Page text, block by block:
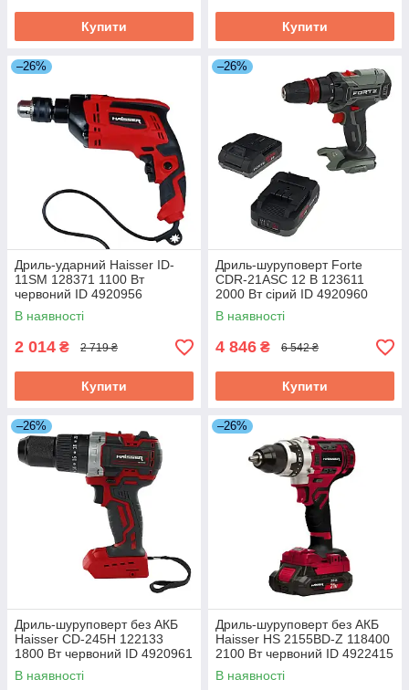
Купити Купити
–26%
Дриль-ударний Haisser ID-
11SM 128371 1100 Вт
червоний ID 4920956
В наявності
2 014 ₴ 2 719 ₴
Купити
–26%
Дриль-шуруповерт Forte
СDR-21ASС 12 В 123611
2000 Вт сірий ID 4920960
В наявності
4 846 ₴ 6 542 ₴
Купити
–26%
Дриль-шуруповерт без АКБ
Haisser СD-245H 122133
1800 Вт червоний ID 4920961
В наявності
–26%
Дриль-шуруповерт без АКБ
Haisser HS 2155BD-Z 118400
2100 Вт червоний ID 4922415
В наявності